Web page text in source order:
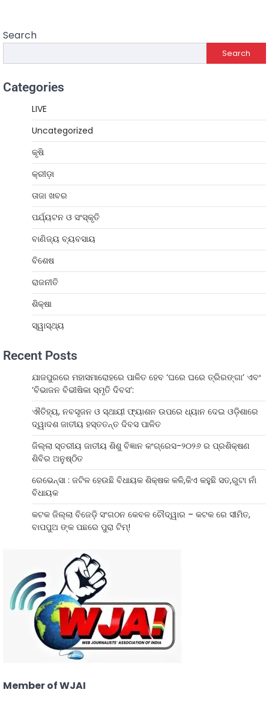
Search
Search
Categories
LIVE
Uncategorized
କୃଷି
କ୍ରୀଡ଼ା
ତାଜା ଖବର
ପର୍ଯ୍ୟଟନ ଓ ସଂସ୍କୃତି
ବାଣିଜ୍ୟ ବ୍ୟବସାୟ
ବିଶେଷ
ରାଜନୀତି
ଶିକ୍ଷା
ସ୍ୱାସ୍ଥ୍ୟ
Recent Posts
ଯାଜପୁରରେ ମହାସମାରୋହରେ ପାଳିତ ହେବ ‘ଘରେ ଘରେ ତ୍ରିରଙ୍ଗା’ ଏବଂ
‘ବିଭାଜନ ବିଭୀଷିକା ସ୍ମୃତି ଦିବସ’:
ଐତିହ୍ୟ, ନବସୃଜନ ଓ ସ୍ଥାୟୀ ଫ୍ୟାଶନ ଉପରେ ଧ୍ୟାନ ଦେଇ ଓଡ଼ିଶାରେ
ଦ୍ୱାଦଶ ଜାତୀୟ ହସ୍ତତନ୍ତ ଦିବସ ପାଳିତ
ଜିଲ୍ଲା ସ୍ତରୀୟ ଜାତୀୟ ଶିଶୁ ବିଜ୍ଞାନ କଂଗ୍ରେସ-୨୦୨୬ ର ପ୍ରଶିକ୍ଷଣ
ଶିବିର ଅନୁଷ୍ଠିତ
ରେଭେନ୍ସା : ଜଟିଳ ହେଉଛି ବିଧାୟକ ଶିକ୍ଷକ କଳି,କିଏ କହୁଛି ସତ,ରୁଟା ନାଁ
ବିଧାୟକ
କଟକ ଜିଲ୍ଲା ବିଜେଡ଼ି ସଂଗଠନ କେବଳ ଚୌଦ୍ୱାର – କଟକ ରେ ସୀମିତ,
ବାପପୁଅ ଙ୍କ ପଛରେ ପୁରା ଟିମ୍!
Member of WJAI